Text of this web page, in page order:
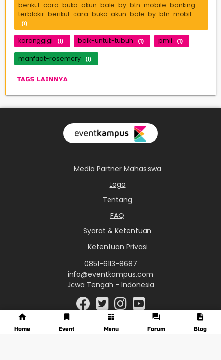
berikut-cara-buka-akun-bale-by-btn-mobile-banking-
terblokir-berikut-cara-buka-akun-bale-by-btn-mobil
(1)
karanggigi (1) baik-untuk-tubuh (1) pmii (1)
manfaat-rosemary (1)
TAGS LAINNYA
Media Partner Mahasiswa
Logo
Tentang
FAQ
Syarat & Ketentuan
Ketentuan Privasi
0851-6113-8687
info@eventkampus.com
Jawa Tengah - Indonesia
Home Event Menu Forum Blog